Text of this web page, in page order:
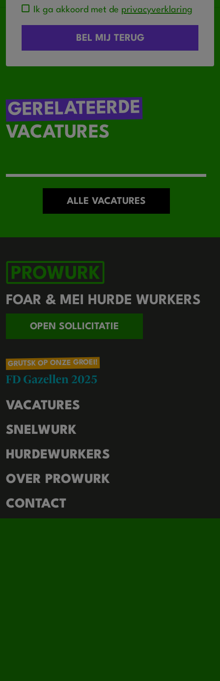
Ik ga akkoord met de privacyverklaring
GERELATEERDE
VACATURES
ALLE VACATURES
FOAR & MEI HURDE WURKERS
OPEN SOLLICITATIE
GRUTSK OP ONZE GROEI!
VACATURES
SNELWURK
HURDEWURKERS
OVER PROWURK
CONTACT